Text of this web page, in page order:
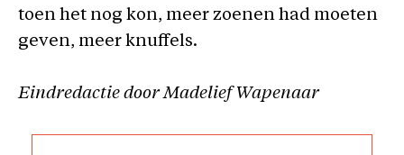
toen het nog kon, meer zoenen had moeten
geven, meer knuffels.
Eindredactie door Madelief Wapenaar